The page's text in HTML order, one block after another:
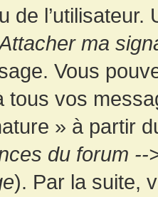
de
ma
Vous
tous vos
» à partir
du forum
). Par la suite,